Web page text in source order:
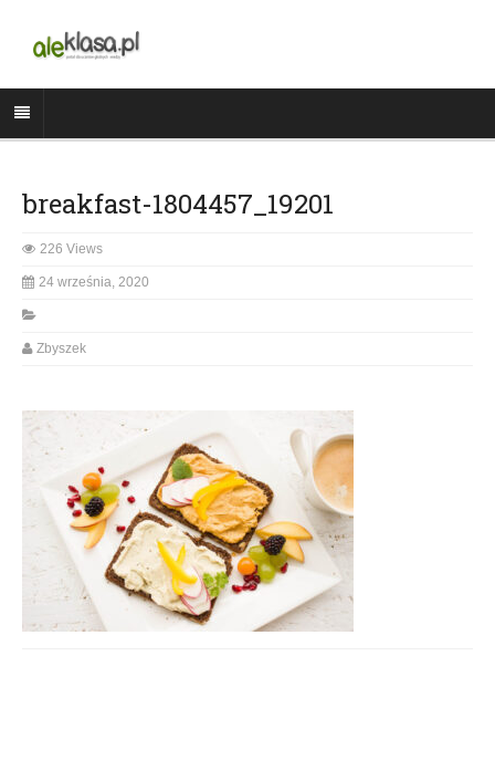
breakfast-1804457_19201
226 Views
24 września, 2020
Zbyszek